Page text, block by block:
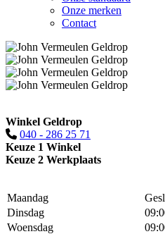
Onze merken
Contact
Winkel Geldrop
040 - 286 25 71
Keuze 1 Winkel
Keuze 2 Werkplaats
Maandag
Dinsdag
Woensdag